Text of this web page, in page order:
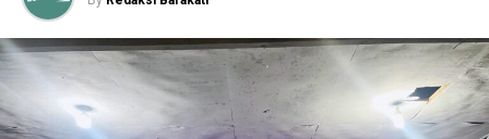
Meski tidak menimbulkan korban jiwa maupun luka-
luka,kerugian material diperkirakan cukup
besar
akibat rusaknya fasilitas dan dokumen penting
sekolah.Tim pemadam kebakaran dibantu
wargaberhasil menjinakkan api setelah berjibaku